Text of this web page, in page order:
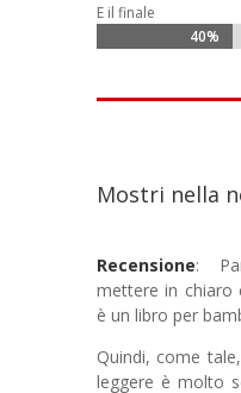
E il finale
40%
40%
Mostri nella
Recensione:
mettere in chiaro
è un libro per
Quindi, come
leggere è molto